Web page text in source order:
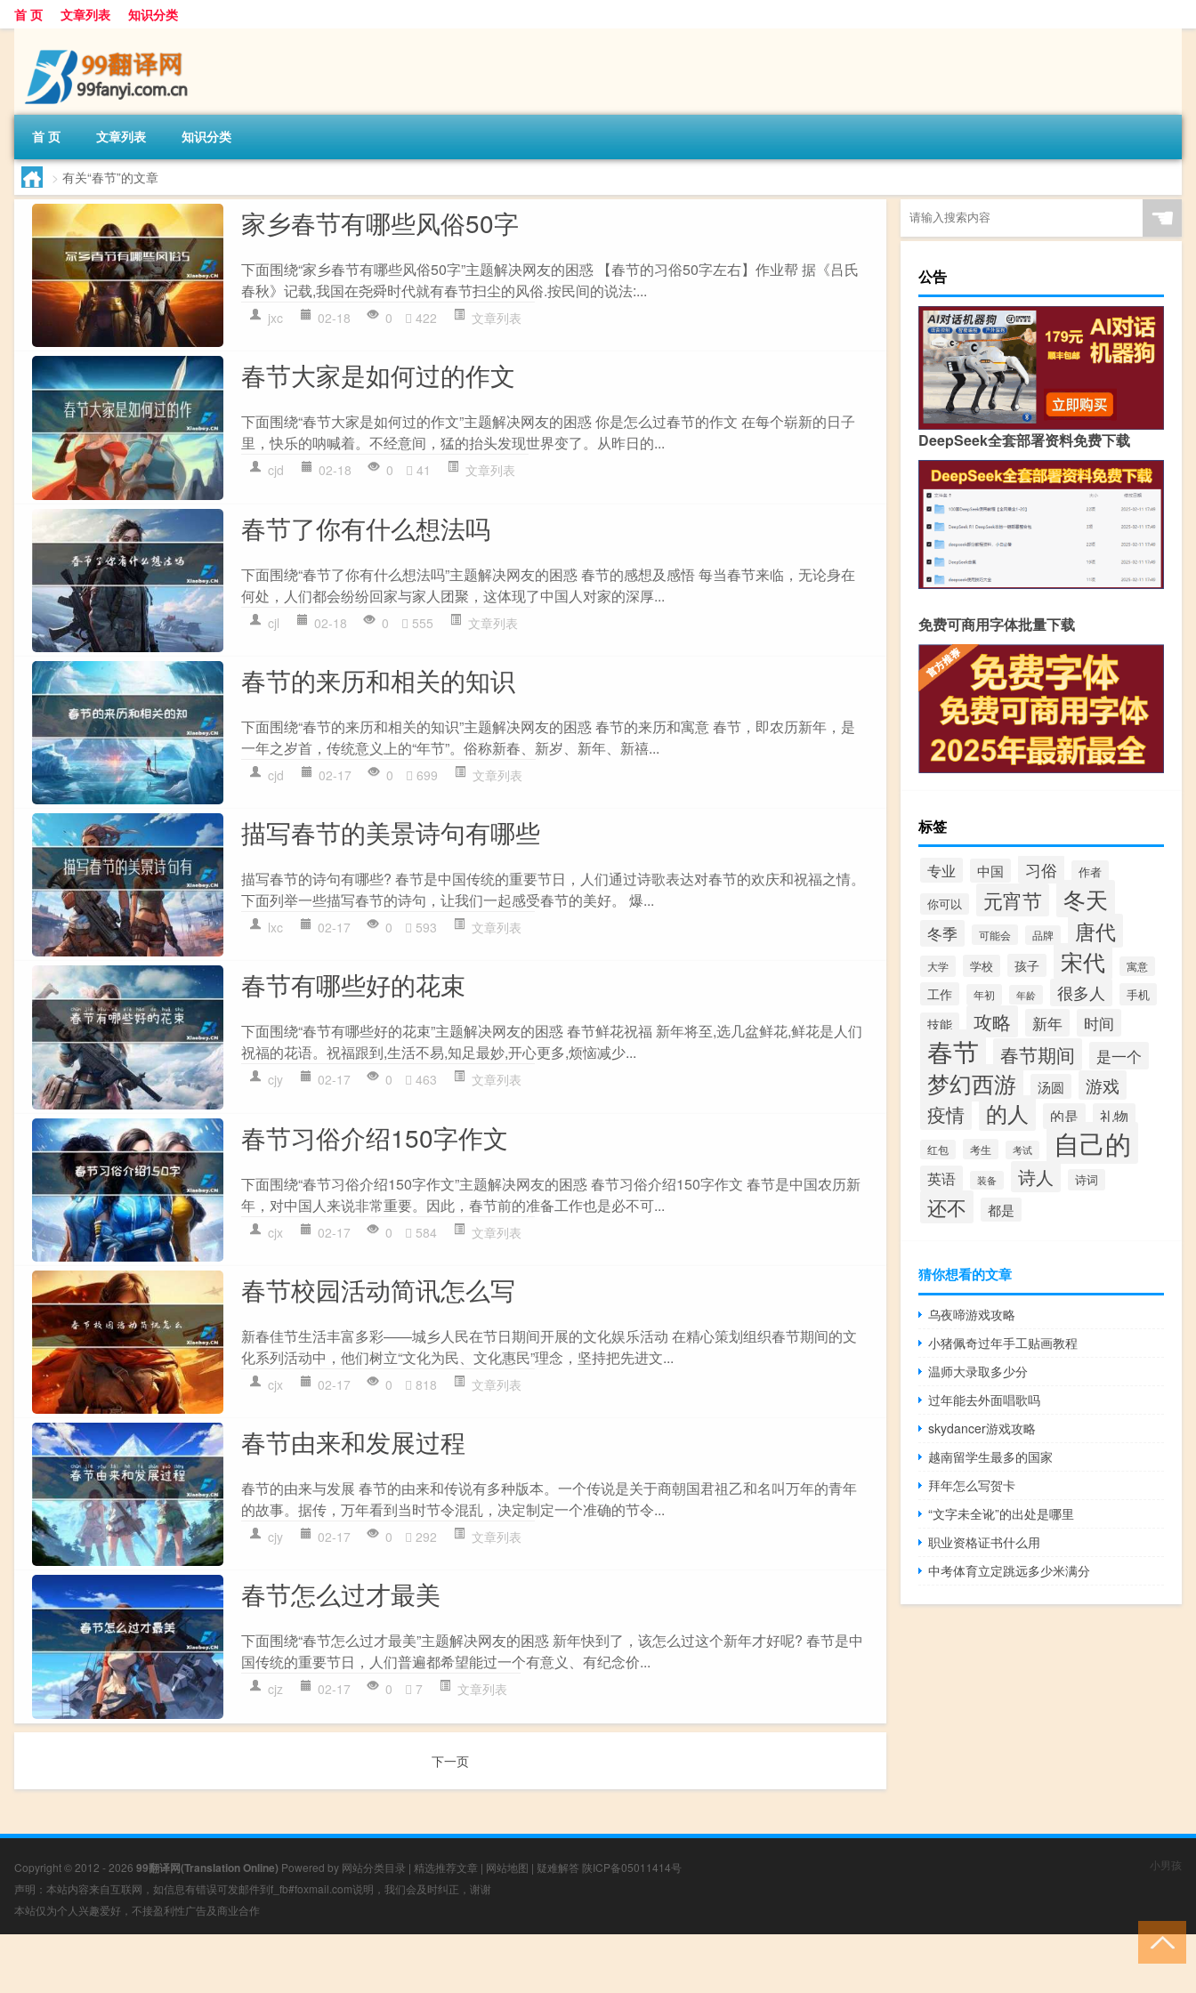
首 页 文章列表 知识分类
首 页 文章列表 知识分类
> 有关“春节”的文章
家乡春节有哪些风俗50字
下面围绕“家乡春节有哪些风俗50字”主题解决网友的困惑 【春节的习俗50字左右】作业帮 据《吕氏
春秋》记载,我国在尧舜时代就有春节扫尘的风俗.按民间的说法:...
jxc 02-18 0 422 文章列表
春节大家是如何过的作文
下面围绕“春节大家是如何过的作文”主题解决网友的困惑 你是怎么过春节的作文 在每个崭新的日子
里，快乐的呐喊着。不经意间，猛的抬头发现世界变了。从昨日的...
cjd 02-18 0 41 文章列表
春节了你有什么想法吗
下面围绕“春节了你有什么想法吗”主题解决网友的困惑 春节的感想及感悟 每当春节来临，无论身在
何处，人们都会纷纷回家与家人团聚，这体现了中国人对家的深厚...
cjl 02-18 0 555 文章列表
春节的来历和相关的知识
下面围绕“春节的来历和相关的知识”主题解决网友的困惑 春节的来历和寓意 春节，即农历新年，是
一年之岁首，传统意义上的“年节”。俗称新春、新岁、新年、新禧...
cjd 02-17 0 699 文章列表
描写春节的美景诗句有哪些
描写春节的诗句有哪些? 春节是中国传统的重要节日，人们通过诗歌表达对春节的欢庆和祝福之情。
下面列举一些描写春节的诗句，让我们一起感受春节的美好。 爆...
lxc 02-17 0 593 文章列表
春节有哪些好的花束
下面围绕“春节有哪些好的花束”主题解决网友的困惑 春节鲜花祝福 新年将至,选几盆鲜花,鲜花是人们
祝福的花语。祝福跟到,生活不易,知足最妙,开心更多,烦恼减少...
cjy 02-17 0 463 文章列表
春节习俗介绍150字作文
下面围绕“春节习俗介绍150字作文”主题解决网友的困惑 春节习俗介绍150字作文 春节是中国农历新
年，对中国人来说非常重要。因此，春节前的准备工作也是必不可...
cjx 02-17 0 584 文章列表
春节校园活动简讯怎么写
新春佳节生活丰富多彩——城乡人民在节日期间开展的文化娱乐活动 在精心策划组织春节期间的文
化系列活动中，他们树立“文化为民、文化惠民”理念，坚持把先进文...
cjx 02-17 0 818 文章列表
春节由来和发展过程
春节的由来与发展 春节的由来和传说有多种版本。一个传说是关于商朝国君祖乙和名叫万年的青年
的故事。据传，万年看到当时节令混乱，决定制定一个准确的节令...
cjy 02-17 0 292 文章列表
春节怎么过才最美
下面围绕“春节怎么过才最美”主题解决网友的困惑 新年快到了，该怎么过这个新年才好呢? 春节是中
国传统的重要节日，人们普遍都希望能过一个有意义、有纪念价...
cjz 02-17 0 7 文章列表
下一页
☚
公告
DeepSeek全套部署资料免费下载
免费可商用字体批量下载
标签
专业 中国 习俗 作者
你可以 元宵节 冬天
冬季 可能会 品牌 唐代
大学 学校 孩子 宋代 寓意
工作 年初 年龄 很多人 手机
技能 攻略 新年 时间
春节 春节期间 是一个
梦幻西游 汤圆 游戏
疫情 的人 的是 礼物
红包 考生 考试 自己的
英语 装备 诗人 诗词
还不 都是
猜你想看的文章
乌夜啼游戏攻略
小猪佩奇过年手工贴画教程
温师大录取多少分
过年能去外面唱歌吗
skydancer游戏攻略
越南留学生最多的国家
拜年怎么写贺卡
“文字未全讹”的出处是哪里
职业资格证书什么用
中考体育立定跳远多少米满分
Copyright © 2012 - 2026 99翻译网(Translation Online) Powered by 网站分类目录 | 精选推荐文章 | 网站地图 | 疑难解答 陕ICP备05011414号
声明：本站内容来自互联网，如信息有错误可发邮件到f_fb#foxmail.com说明，我们会及时纠正，谢谢
本站仅为个人兴趣爱好，不接盈利性广告及商业合作
小男孩